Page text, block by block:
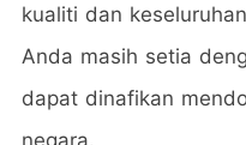
kualiti dan
Anda masih setia
dapat dinafikan
negara.